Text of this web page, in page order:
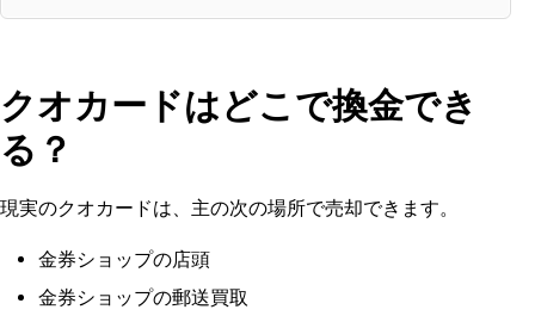
クオカードはどこで換金でき
る？
現実のクオカードは、主の次の場所で売却できます。
金券ショップの店頭
金券ショップの郵送買取